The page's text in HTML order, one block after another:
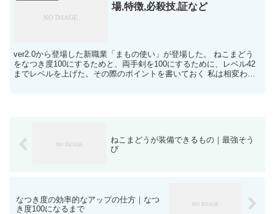
場,特徴,必殺技,証など
ver2.0から登場した新職業「まもの使い」が登場した。 ねこまどう
をなつき度100にするためと、両手剣を100にするために、レベル42
までレベルを上げた。その際のポイントを書いておく 私は相変わら
ねこまどうが装備できるもの｜最強そう
び
なつき度の効率的なアップの仕方｜なつ
き度100になるまで